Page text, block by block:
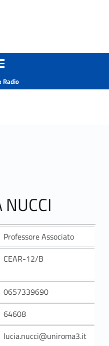
Radio
Professore Associato
CEAR-12/B
0657339690
64608
lucia.nucci@uniroma3.it